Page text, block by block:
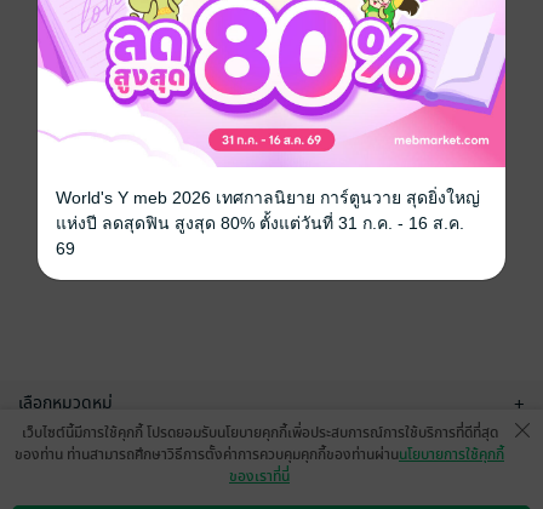
เลือกหมวดหมู่ +
บริการช่วยเหลือ
เว็บไซต์นี้มีการใช้คุกกี้ โปรดยอมรับนโยบายคุกกี้เพื่อประสบการณ์การใช้บริการที่ดีที่สุด
ของท่าน ท่านสามารถศึกษาวิธีการตั้งค่าการควบคุมคุกกี้ของท่านผ่านนโยบายการใช้คุกกี้
ของเราที่นี่
World's Y meb 2026 เทศกาลนิยาย การ์ตูนวาย สุดยิ่งใหญ่
แห่งปี ลดสุดฟิน สูงสุด 80% ตั้งแต่วันที่ 31 ก.ค. - 16 ส.ค.
69